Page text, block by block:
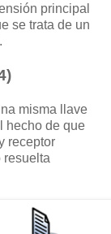
principal
se trata de un
misma llave
hecho de que
receptor
resuelta